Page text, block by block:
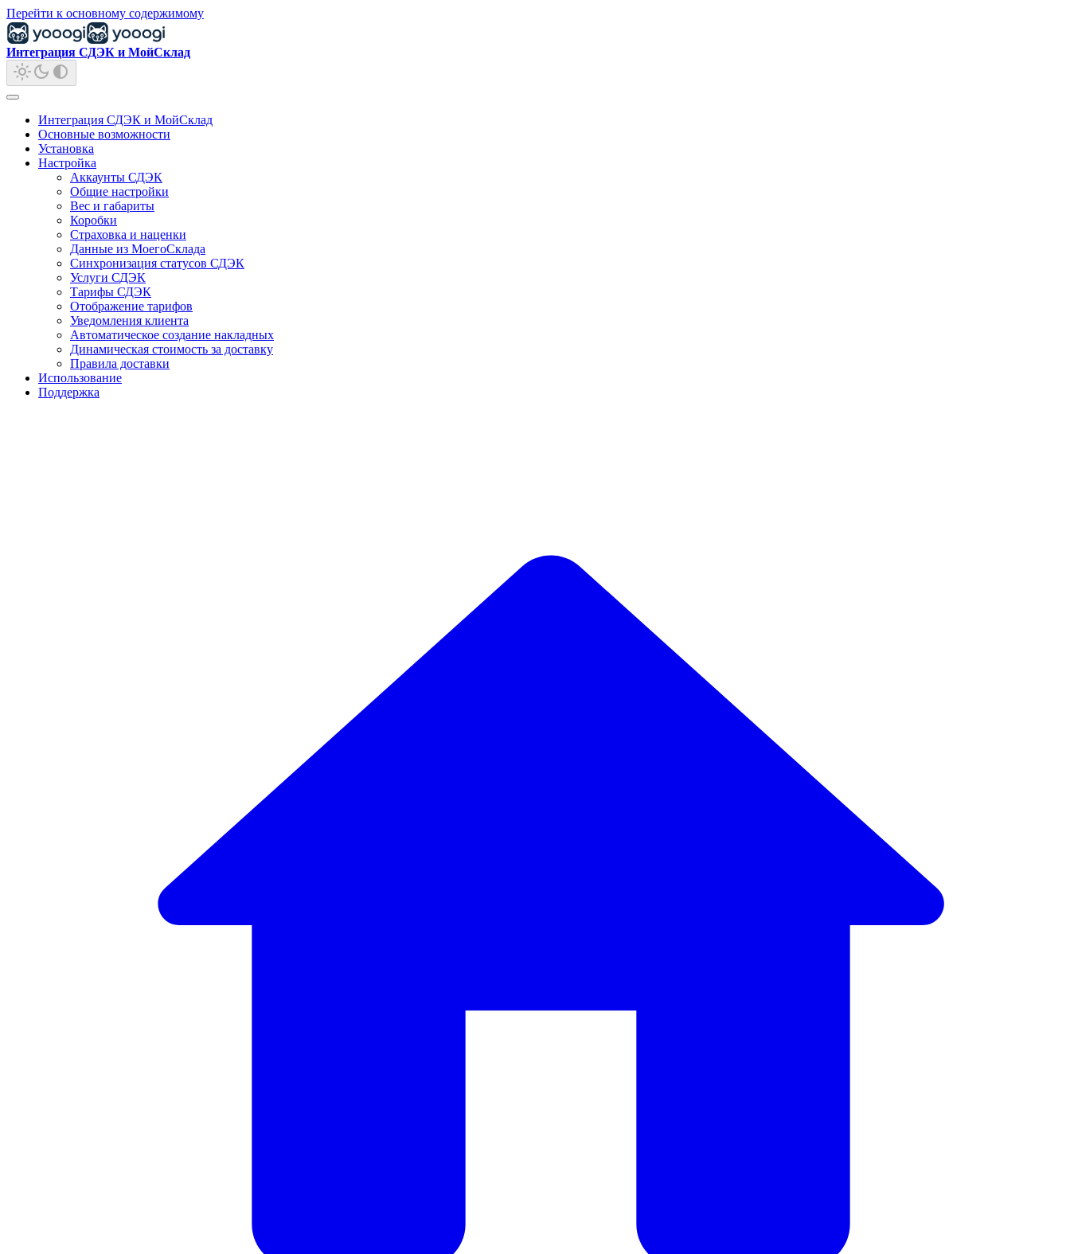
Перейти к основному содержимому
Интеграция СДЭК и МойСклад
Интеграция СДЭК и МойСклад
Основные возможности
Установка
Настройка
Аккаунты СДЭК
Общие настройки
Вес и габариты
Коробки
Страховка и наценки
Данные из МоегоСклада
Синхронизация статусов СДЭК
Услуги СДЭК
Тарифы СДЭК
Отображение тарифов
Уведомления клиента
Автоматическое создание накладных
Динамическая стоимость за доставку
Правила доставки
Использование
Поддержка